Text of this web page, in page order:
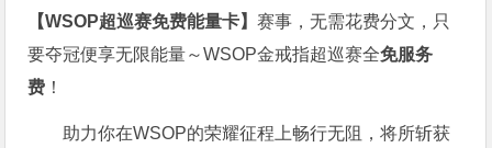
【WSOP超巡赛免费能量卡】赛事，无需花费分文，只
要夺冠便享无限能量～WSOP金戒指超巡赛全免服务
费 ！
助力你在WSOP的荣耀征程上畅行无阻，将所斩获